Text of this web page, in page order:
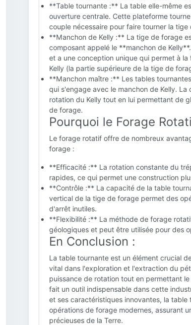
**Table tournante :** La table elle-même
ouverture centrale. Cette plateforme
couple nécessaire pour faire tourner la tige
**Manchon de Kelly :** La tige de forage
composant appelé le **manchon de
et a une conception unique qui permet à
Kelly (la partie supérieure de la tige de
**Manchon maître :** Les tables
qui s'engage avec le manchon de Kelly.
rotation du Kelly tout en lui permettant de
de forage.
Pourquoi le Forage
Le forage rotatif offre de nombreux
forage :
**Efficacité :** La rotation constante du
rapides, ce qui permet une construction
**Contrôle :** La capacité de la table
vertical de la tige de forage permet des
d'arrêt inutiles.
**Flexibilité :** La méthode de forage
géologiques et peut être utilisée pour des
En Conclusion :
La table tournante est un élément crucial
vital dans l'exploration et l'extraction du
puissance de rotation tout en permettant
fait un outil indispensable dans cette
et ses caractéristiques innovantes, la
opérations de forage modernes, assurant
précieuses de la Terre.